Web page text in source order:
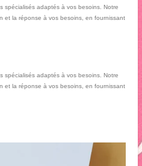
spécialisés adaptés à vos besoins. Notre
et la réponse à vos besoins, en fournissant
spécialisés adaptés à vos besoins. Notre
et la réponse à vos besoins, en fournissant